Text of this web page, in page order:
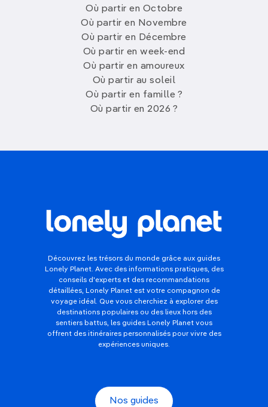
Où partir en Octobre
Où partir en Novembre
Où partir en Décembre
Où partir en week-end
Où partir en amoureux
Où partir au soleil
Où partir en famille ?
Où partir en 2026 ?
Découvrez les trésors du monde grâce aux guides
Lonely Planet. Avec des informations pratiques, des
conseils d'experts et des recommandations
détaillées, Lonely Planet est votre compagnon de
voyage idéal. Que vous cherchiez à explorer des
destinations populaires ou des lieux hors des
sentiers battus, les guides Lonely Planet vous
offrent des itinéraires personnalisés pour vivre des
expériences uniques.
Nos guides